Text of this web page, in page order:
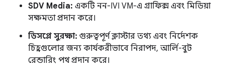
SDV Media: একটি নন-IVI VM-এ গ্রাফিক্স এবং মিডিয়া
সক্ষমতা প্রদান করে।
ডিসপ্লে সুরক্ষা: গুরুত্বপূর্ণ ক্লাস্টার তথ্য এবং নির্দেশক
চিহ্নগুলোর জন্য কার্যকরীভাবে নিরাপদ, আর্লি-বুট
রেন্ডারিং পথ প্রদান করে।